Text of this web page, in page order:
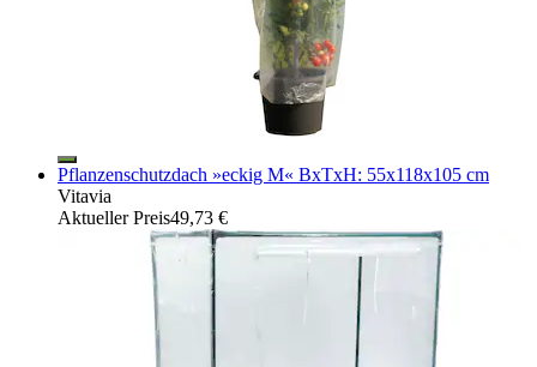
Pflanzenschutzdach »eckig M« BxTxH: 55x118x105 cm
Vitavia
Aktueller Preis49,73 €